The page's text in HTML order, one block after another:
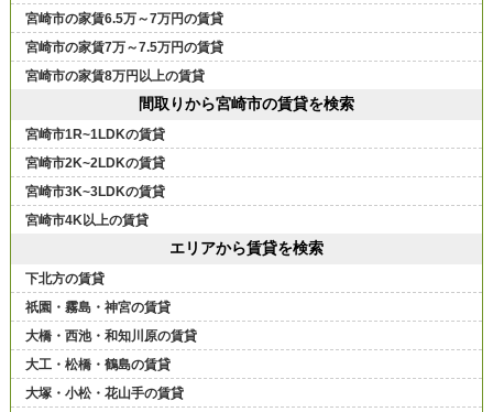
宮崎市の家賃6.5万～7万円の賃貸
宮崎市の家賃7万～7.5万円の賃貸
宮崎市の家賃8万円以上の賃貸
間取りから宮崎市の賃貸を検索
宮崎市1R~1LDKの賃貸
宮崎市2K~2LDKの賃貸
宮崎市3K~3LDKの賃貸
宮崎市4K以上の賃貸
エリアから賃貸を検索
下北方の賃貸
祇園・霧島・神宮の賃貸
大橋・西池・和知川原の賃貸
大工・松橋・鶴島の賃貸
大塚・小松・花山手の賃貸